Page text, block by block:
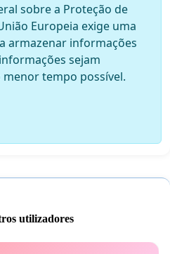
sobre a Proteção de
Europeia exige uma
armazenar informações
sejam
tempo possível.
utilizadores